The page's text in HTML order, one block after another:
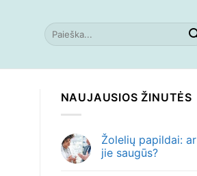
NAUJAUSIOS ŽINUTĖS
Žolelių papildai: ar
jie saugūs?